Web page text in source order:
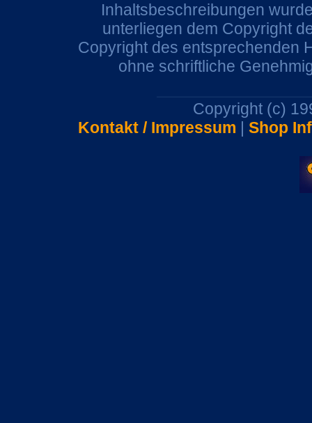
Inhaltsbeschreibungen
unterliegen dem Copyright
Copyright des entsprechenden
ohne schriftliche
Copyright (c)
Kontakt / Impressum | Shop